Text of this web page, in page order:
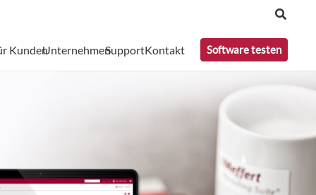
KundenUnternehmenSupportKontakt Software testen